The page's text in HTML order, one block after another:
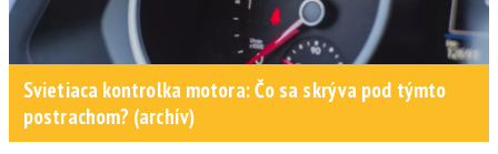
Svietiaca kontrolka motora: Čo sa skrýva pod týmto
postrachom? (archív)